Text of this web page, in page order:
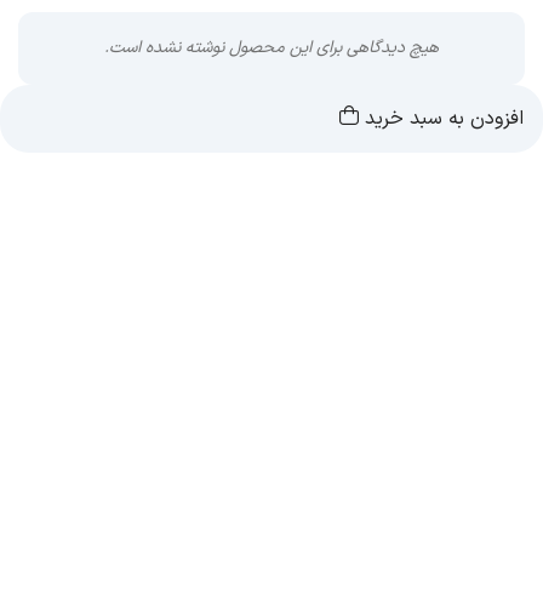
هیچ دیدگاهی برای این محصول نوشته نشده است.
افزودن به سبد خرید